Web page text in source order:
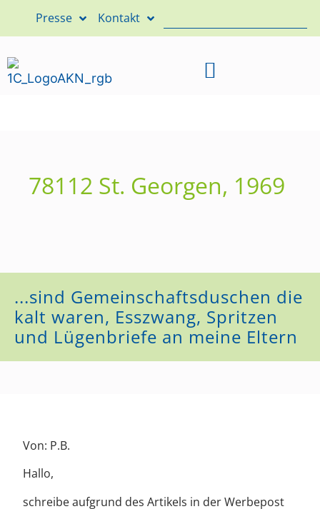
Presse Kontakt
78112 St. Georgen, 1969
...sind Gemeinschaftsduschen die
kalt waren, Esszwang, Spritzen
und Lügenbriefe an meine Eltern
Von: P.B.
Hallo,
schreibe aufgrund des Artikels in der Werbepost